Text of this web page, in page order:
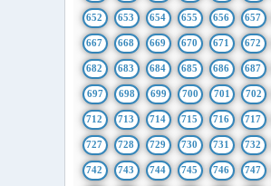
652 653 654 655 656 657
667 668 669 670 671 672
682 683 684 685 686 687
697 698 699 700 701 702
712 713 714 715 716 717
727 728 729 730 731 732
742 743 744 745 746 747